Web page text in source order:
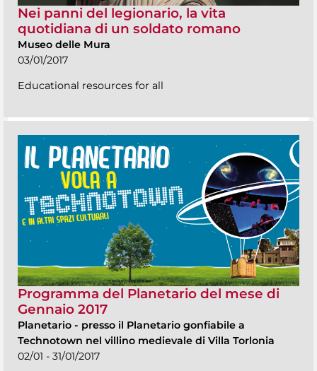
Nei panni del legionario, la vita
quotidiana di un soldato romano
Museo delle Mura
03/01/2017
Educational resources for all
Programma del Planetario del mese di
Gennaio 2017
Planetario - presso il Planetario gonfiabile a
Technotown nel villino medievale di Villa Torlonia
02/01 - 31/01/2017